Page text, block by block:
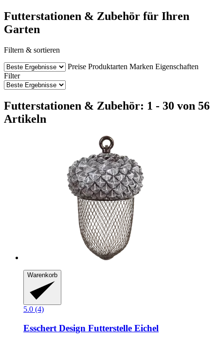
Futterstationen & Zubehör für Ihren
Garten
Filtern & sortieren
Preise Produktarten Marken Eigenschaften
Filter
Futterstationen & Zubehör: 1 - 30 von 56
Artikeln
Warenkorb
5.0 (4)
Esschert Design Futterstelle Eichel